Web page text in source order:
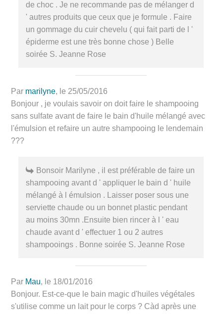
de choc . Je ne recommande pas de mélanger d
' autres produits que ceux que je formule . Faire
un gommage du cuir chevelu ( qui fait parti de l '
épiderme est une très bonne chose ) Belle
soirée S. Jeanne Rose
Par marilyne, le 25/05/2016
Bonjour , je voulais savoir on doit faire le shampooing
sans sulfate avant de faire le bain d'huile mélangé avec
l'émulsion et refaire un autre shampooing le lendemain
???
Bonsoir Marilyne , il est préférable de faire un
shampooing avant d ' appliquer le bain d ' huile
mélangé à l émulsion . Laisser poser sous une
serviette chaude ou un bonnet plastic pendant
au moins 30mn .Ensuite bien rincer à l ' eau
chaude avant d ' effectuer 1 ou 2 autres
shampooings . Bonne soirée S. Jeanne Rose
Par Mau, le 18/01/2016
Bonjour. Est-ce-que le bain magic d'huiles végétales
s'utilise comme un lait pour le corps ? Càd après une